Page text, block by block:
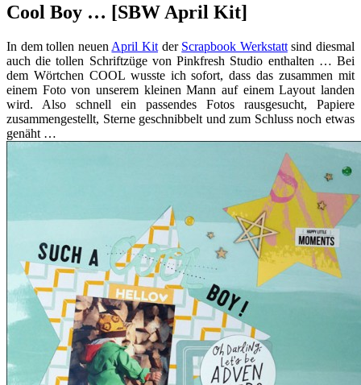
Cool Boy … [SBW April Kit]
In dem tollen neuen April Kit der Scrapbook Werkstattsind diesmal
auch die tollen Schriftzüge von Pinkfresh Studio enthalten … Bei
dem Wörtchen COOL wusste ich sofort, dass das zusammen mit
einem Foto von unserem kleinen Mann auf einem Layout landen
wird. Also schnell ein passendes Fotos rausgesucht, Papiere
zusammengestellt, Sterne geschnibbelt und zum Schluss noch etwas
genäht …